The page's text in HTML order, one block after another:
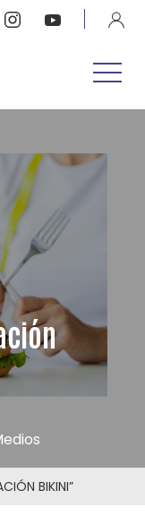
BIKINI”